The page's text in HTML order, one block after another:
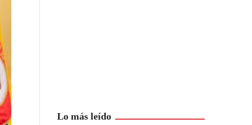
Lo más leído